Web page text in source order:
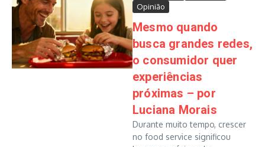
Opinião
Mesmo quando
busca grandes redes,
o consumidor quer
experiências
próximas – por
Luciana Morais
Durante muito tempo, crescer
no food service significou